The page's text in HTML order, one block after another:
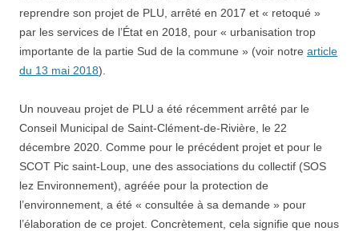
reprendre son projet de PLU, arrêté en 2017 et « retoqué »
par les services de l’État en 2018, pour « urbanisation trop
importante de la partie Sud de la commune » (voir notre article
du 13 mai 2018).
Un nouveau projet de PLU a été récemment arrêté par le
Conseil Municipal de Saint-Clément-de-Rivière, le 22
décembre 2020. Comme pour le précédent projet et pour le
SCOT Pic saint-Loup, une des associations du collectif (SOS
lez Environnement), agréée pour la protection de
l’environnement, a été « consultée à sa demande » pour
l’élaboration de ce projet. Concrètement, cela signifie que nous